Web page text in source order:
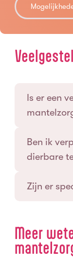
Is er een
Ben ik
dierbare
Zijn er
Meer